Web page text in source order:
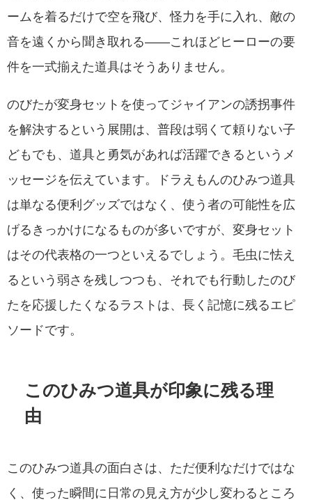
ームを着るだけで空を飛び、怪力を手に入れ、敵の
音を遠くから聞き取れる——これほどヒーローの要
件を一式揃えた道具はそうありません。
のびたが変身セットを使ってジャイアンの誘拐事件
を解決するという展開は、普段は弱くて頼りない子
どもでも、道具と勇気があれば活躍できるというメ
ッセージを伝えています。ドラえもんのひみつ道具
は単なる便利グッズではなく、使う者の可能性を広
げるきっかけになるものが多いですが、変身セット
はその代表格の一つといえるでしょう。毛虫に怯え
るという弱さを残しつつも、それでも行動したのび
たを応援したくなるラストは、長く記憶に残るエピ
ソードです。
このひみつ道具が印象に残る理
由
このひみつ道具の面白さは、ただ便利なだけではな
く、使った瞬間に日常の見え方が少し変わるところ